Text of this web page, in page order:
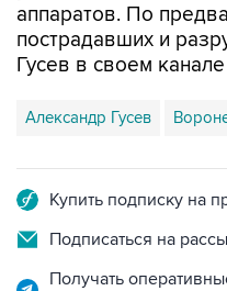
аппаратов. По
пострадавших и
Гусев в своем
Александр Гусев
Купить подписку на
Подписаться на
Получать